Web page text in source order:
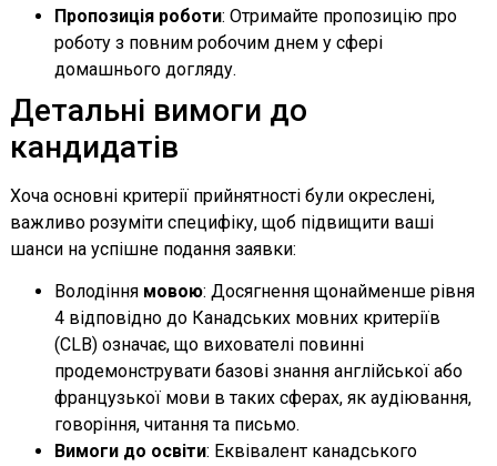
Пропозиція роботи: Отримайте пропозицію про
роботу з повним робочим днем у сфері
домашнього догляду.
Детальні вимоги до
кандидатів
Хоча основні критерії прийнятності були окреслені,
важливо розуміти специфіку, щоб підвищити ваші
шанси на успішне подання заявки:
Володіння мовою: Досягнення щонайменше рівня
4 відповідно до Канадських мовних критеріїв
(CLB) означає, що вихователі повинні
продемонструвати базові знання англійської або
французької мови в таких сферах, як аудіювання,
говоріння, читання та письмо.
Вимоги до освіти: Еквівалент канадського